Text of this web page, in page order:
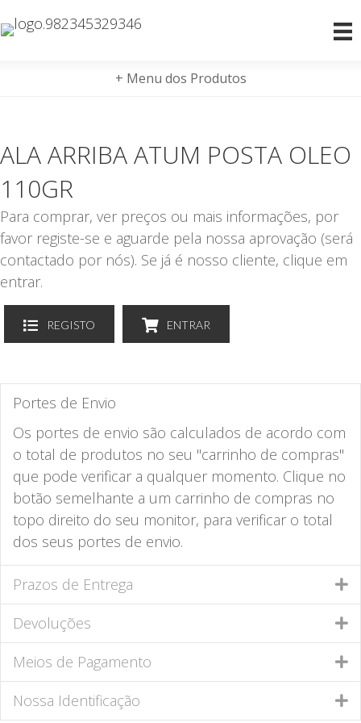
+ Menu dos Produtos
ALA ARRIBA ATUM POSTA OLEO
110GR
Para comprar, ver preços ou mais informações, por
favor registe-se e aguarde pela nossa aprovação (será
contactado por nós). Se já é nosso cliente, clique em
entrar.
REGISTO ENTRAR
Portes de Envio
Os portes de envio são calculados de acordo com
o total de produtos no seu "carrinho de compras"
que pode verificar a qualquer momento. Clique no
botão semelhante a um carrinho de compras no
topo direito do seu monitor, para verificar o total
dos seus portes de envio.
Prazos de Entrega
Devoluções
Meios de Pagamento
Nossa Identificação